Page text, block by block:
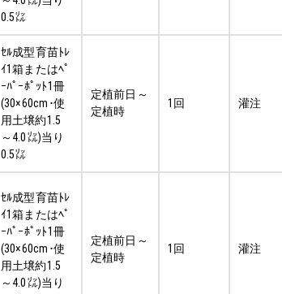
0.5㍑
ｾﾙ成型育苗ﾄﾚ
ｲ1箱またはﾍﾟ
ｰﾊﾟｰﾎﾟｯﾄ1冊
(30×60cm･使
用土壌約1.5
～4.0㍑)当り
0.5㍑
定植前日～
定植時
1回 灌注
ｾﾙ成型育苗ﾄﾚ
ｲ1箱またはﾍﾟ
ｰﾊﾟｰﾎﾟｯﾄ1冊
(30×60cm･使
用土壌約1.5
～4.0㍑)当り
定植前日～
定植時
1回 灌注